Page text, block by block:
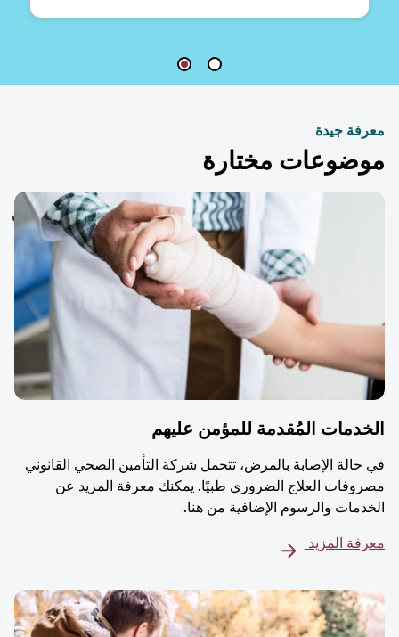
جيدة
مختارة
المُقدمة للمؤمن عليهم
الإصابة بالمرض، تتحمل شركة التأمين الصحي القانوني
العلاج الضروري طبيًا. يمكنك معرفة المزيد عن
والرسوم الإضافية من هنا.
المزيد